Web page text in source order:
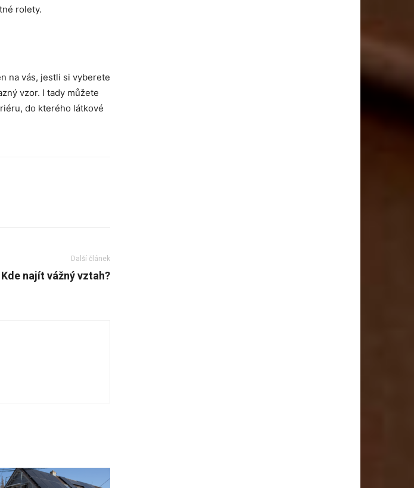
rolety.
na vás, jestli si vyberete
vzor. I tady můžete
do kterého látkové
Další článek
Kde najít vážný vztah?